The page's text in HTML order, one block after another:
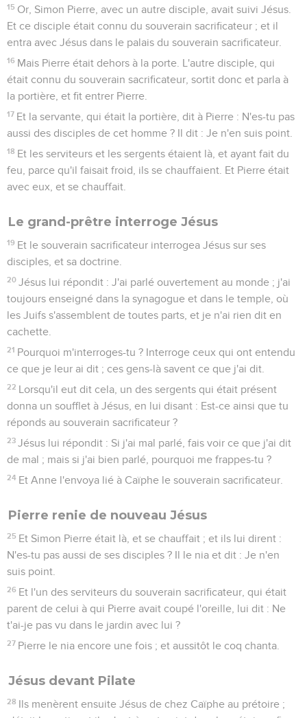
15 Or, Simon Pierre, avec un autre disciple, avait suivi Jésus.
Et ce disciple était connu du souverain sacrificateur ; et il
entra avec Jésus dans le palais du souverain sacrificateur.
16 Mais Pierre était dehors à la porte. L'autre disciple, qui
était connu du souverain sacrificateur, sortit donc et parla à
la portière, et fit entrer Pierre.
17 Et la servante, qui était la portière, dit à Pierre : N'es-tu pas
aussi des disciples de cet homme ? Il dit : Je n'en suis point.
18 Et les serviteurs et les sergents étaient là, et ayant fait du
feu, parce qu'il faisait froid, ils se chauffaient. Et Pierre était
avec eux, et se chauffait.
Le grand-prêtre interroge Jésus
19 Et le souverain sacrificateur interrogea Jésus sur ses
disciples, et sa doctrine.
20 Jésus lui répondit : J'ai parlé ouvertement au monde ; j'ai
toujours enseigné dans la synagogue et dans le temple, où
les Juifs s'assemblent de toutes parts, et je n'ai rien dit en
cachette.
21 Pourquoi m'interroges-tu ? Interroge ceux qui ont entendu
ce que je leur ai dit ; ces gens-là savent ce que j'ai dit.
22 Lorsqu'il eut dit cela, un des sergents qui était présent
donna un soufflet à Jésus, en lui disant : Est-ce ainsi que tu
réponds au souverain sacrificateur ?
23 Jésus lui répondit : Si j'ai mal parlé, fais voir ce que j'ai dit
de mal ; mais si j'ai bien parlé, pourquoi me frappes-tu ?
24 Et Anne l'envoya lié à Caïphe le souverain sacrificateur.
Pierre renie de nouveau Jésus
25 Et Simon Pierre était là, et se chauffait ; et ils lui dirent :
N'es-tu pas aussi de ses disciples ? Il le nia et dit : Je n'en
suis point.
26 Et l'un des serviteurs du souverain sacrificateur, qui était
parent de celui à qui Pierre avait coupé l'oreille, lui dit : Ne
t'ai-je pas vu dans le jardin avec lui ?
27 Pierre le nia encore une fois ; et aussitôt le coq chanta.
Jésus devant Pilate
28 Ils menèrent ensuite Jésus de chez Caïphe au prétoire ;